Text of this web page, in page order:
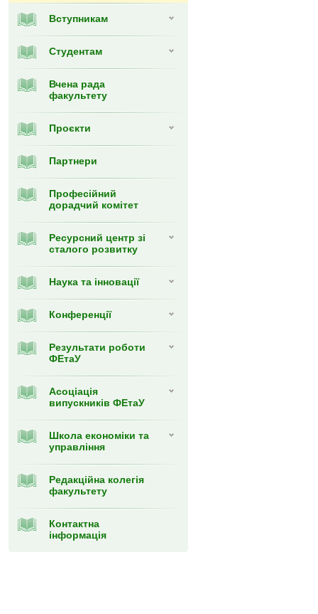
Вступникам
Студентам
Вчена рада
факультету
Проєкти
Партнери
Професійний
дорадчий комітет
Ресурсний центр зі
сталого розвитку
Наука та інновації
Конференції
Результати роботи
ФЕтаУ
Асоціація
випускників ФЕтаУ
Школа економіки та
управління
Редакційна колегія
факультету
Контактна
інформація